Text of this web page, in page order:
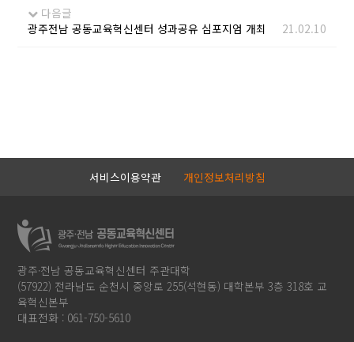
다음글
광주전남 공동교육혁신센터 성과공유 심포지엄 개최
21.02.10
서비스이용약관 개인정보처리방침
광주·전남 공동교육혁신센터 주관대학
(57922) 전라남도 순천시 중앙로 255(석현동) 대학본부 3층 318호 교
육혁신본부
대표전화 : 061-750-5610